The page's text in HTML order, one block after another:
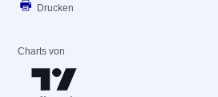
Drucken
Charts von